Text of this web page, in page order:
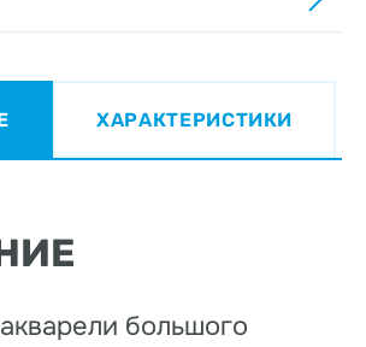
ХАРАКТЕРИСТИКИ
большого